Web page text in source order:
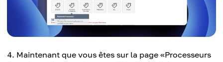
Maintenant que vous êtes sur la page «Processeurs